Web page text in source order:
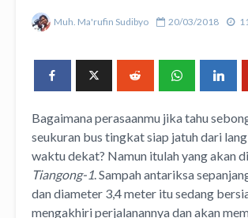
Muh. Ma'rufin Sudibyo 20/03/2018
Bagaimana perasaanmu jika tahu
seukuran bus tingkat siap jatuh dari
waktu dekat? Namun itulah yang akan
Tiangong-1. Sampah antariksa
dan diameter 3,4 meter itu sedang
mengakhiri perjalanannya dan akan